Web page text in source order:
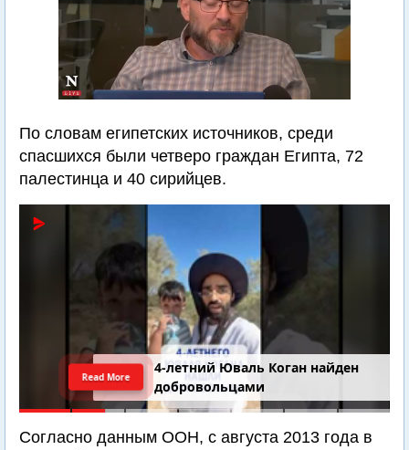
По словам египетских источников, среди
спасшихся были четверо граждан Египта, 72
палестинца и 40 сирийцев.
4-летний Юваль Коган найден
добровольцами
Read More
Согласно данным ООН, с августа 2013 года в